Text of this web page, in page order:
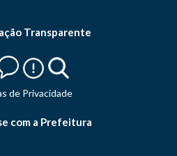
Transparente
de Privacidade
com a Prefeitura